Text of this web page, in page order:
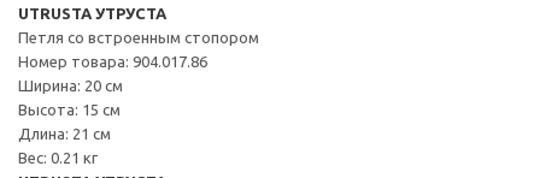
UTRUSTA УТРУСТА
Петля со встроенным стопором
Номер товара: 904.017.86
Ширина: 20 см
Высота: 15 см
Длина: 21 см
Вес: 0.21 кг